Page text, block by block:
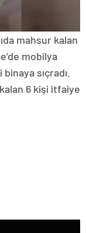
mahsur kalan
mobilya
sıçradı.
6 kişi itfaiye